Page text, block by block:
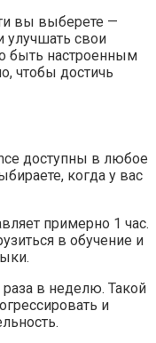
вы выберете —
улучшать свои
быть настроенным
чтобы достичь
доступны в любое
когда у вас
примерно 1 час.
в обучение и
раза в неделю. Такой
и